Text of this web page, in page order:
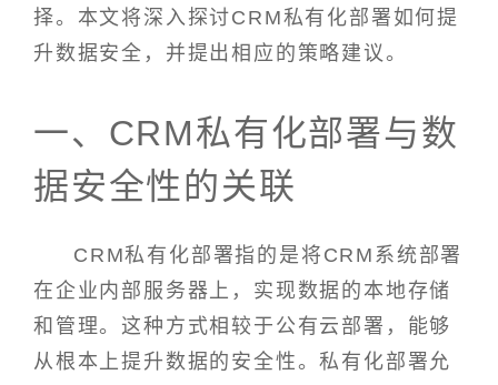
择。本文将深入探讨CRM私有化部署如何提
升数据安全，并提出相应的策略建议。
一、CRM私有化部署与数
据安全性的关联
CRM私有化部署指的是将CRM系统部署
在企业内部服务器上，实现数据的本地存储
和管理。这种方式相较于公有云部署，能够
从根本上提升数据的安全性。私有化部署允